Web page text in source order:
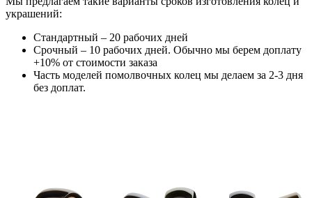
украшений:
Стандартный – 20 рабочих дней
Срочный – 10 рабочих дней. Обычно мы берем доплату
+10% от стоимости заказа
Часть моделей помолвочных колец мы делаем за 2-3 дня
без доплат.